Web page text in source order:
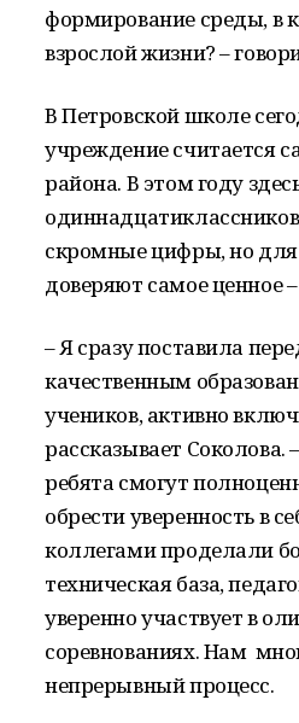
формирование среды, в
взрослой жизни? –
В Петровской школе
учреждение считается
района. В этом году
скромные цифры, но для
доверяют самое ценное
– Я сразу поставила
качественным
учеников, активно
рассказывает
ребята смогут
обрести уверенность в
коллегами проделали
техническая база,
уверенно участвует в
соревнованиях. Нам
непрерывный процесс.